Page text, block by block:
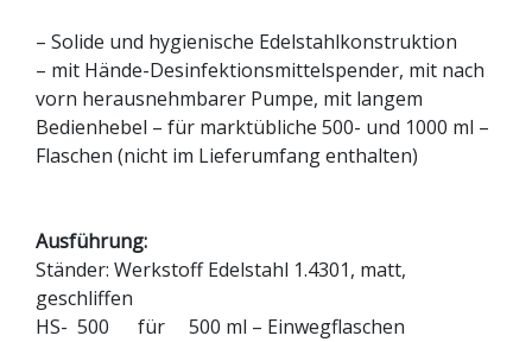
– Solide und hygienische Edelstahlkonstruktion
– mit Hände-Desinfektionsmittelspender, mit nach
vorn herausnehmbarer Pumpe, mit langem
Bedienhebel – für marktübliche 500- und 1000 ml –
Flaschen (nicht im Lieferumfang enthalten)
Ausführung:
Ständer: Werkstoff Edelstahl 1.4301, matt,
geschliffen
HS- 500 für 500 ml – Einwegflaschen